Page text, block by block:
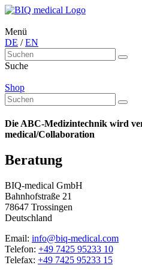
Menü
DE /EN
Suche
Shop
Die ABC-Medizintechnik wird
medical/Collaboration
Beratung
BIQ-medical GmbH
Bahnhofstraße 21
78647 Trossingen
Deutschland
Email: info@biq-medical.com
Telefon: +49 7425 95233 10
Telefax: +49 7425 95233 15